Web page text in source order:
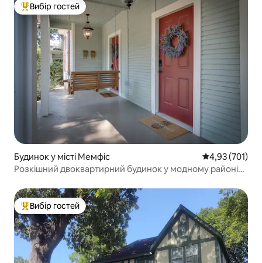
Топ вибір гостей
Вибір гостей
Будинок у місті Мемфіс Середня
4,93 (701)
Розкішний двоквартирний будинок у модному районі
Топ вибір гостей
Вибір гостей